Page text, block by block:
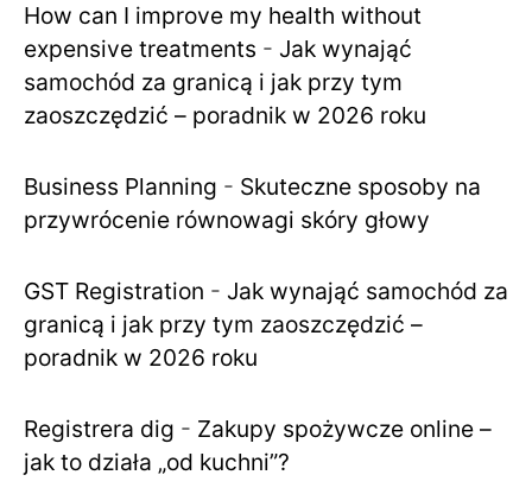
How can I improve my health without
expensive treatments - Jak wynająć
samochód za granicą i jak przy tym
zaoszczędzić – poradnik w 2026 roku
Business Planning - Skuteczne sposoby na
przywrócenie równowagi skóry głowy
GST Registration - Jak wynająć samochód za
granicą i jak przy tym zaoszczędzić –
poradnik w 2026 roku
Registrera dig - Zakupy spożywcze online –
jak to działa „od kuchni”?